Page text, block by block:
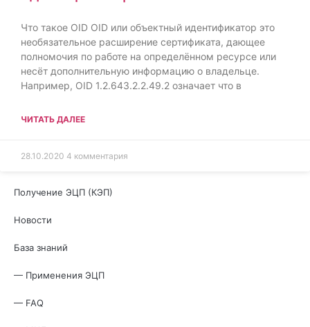
Что такое OID OID или объектный идентификатор это
необязательное расширение сертификата, дающее
полномочия по работе на определённом ресурсе или
несёт дополнительную информацию о владельце.
Например, OID 1.2.643.2.2.49.2 означает что в
ЧИТАТЬ ДАЛЕЕ
28.10.2020 4 комментария
Получение ЭЦП (КЭП)
Новости
База знаний
— Применения ЭЦП
— FAQ